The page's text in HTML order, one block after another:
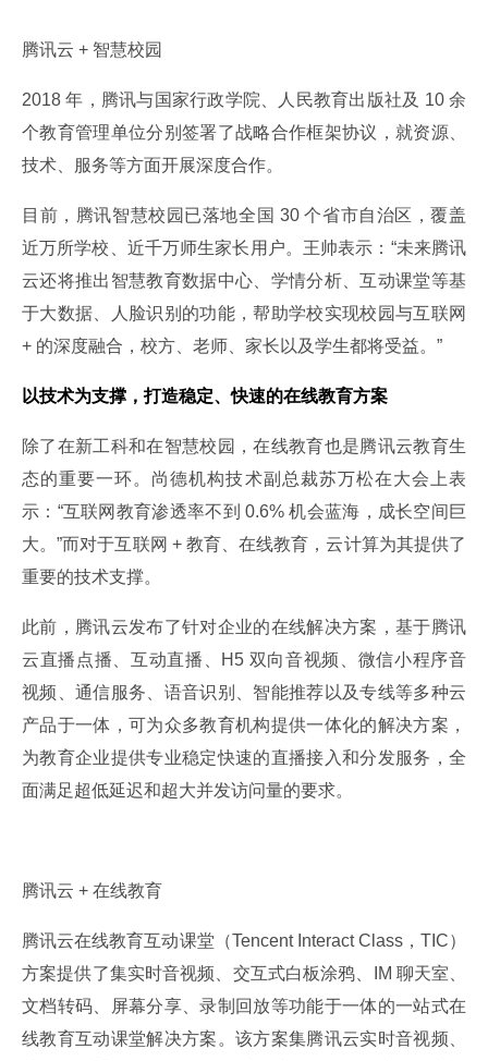
腾讯云 + 智慧校园
2018 年，腾讯与国家行政学院、人民教育出版社及 10 余
个教育管理单位分别签署了战略合作框架协议，就资源、
技术、服务等方面开展深度合作。
目前，腾讯智慧校园已落地全国 30 个省市自治区，覆盖
近万所学校、近千万师生家长用户。王帅表示：“未来腾讯
云还将推出智慧教育数据中心、学情分析、互动课堂等基
于大数据、人脸识别的功能，帮助学校实现校园与互联网
+ 的深度融合，校方、老师、家长以及学生都将受益。”
以技术为支撑，打造稳定、快速的在线教育方案
除了在新工科和在智慧校园，在线教育也是腾讯云教育生
态的重要一环。尚德机构技术副总裁苏万松在大会上表
示：“互联网教育渗透率不到 0.6% 机会蓝海，成长空间巨
大。”而对于互联网 + 教育、在线教育，云计算为其提供了
重要的技术支撑。
此前，腾讯云发布了针对企业的在线解决方案，基于腾讯
云直播点播、互动直播、H5 双向音视频、微信小程序音
视频、通信服务、语音识别、智能推荐以及专线等多种云
产品于一体，可为众多教育机构提供一体化的解决方案，
为教育企业提供专业稳定快速的直播接入和分发服务，全
面满足超低延迟和超大并发访问量的要求。
腾讯云 + 在线教育
腾讯云在线教育互动课堂（Tencent Interact Class，TIC）
方案提供了集实时音视频、交互式白板涂鸦、IM 聊天室、
文档转码、屏幕分享、录制回放等功能于一体的一站式在
线教育互动课堂解决方案。该方案集腾讯云实时音视频、